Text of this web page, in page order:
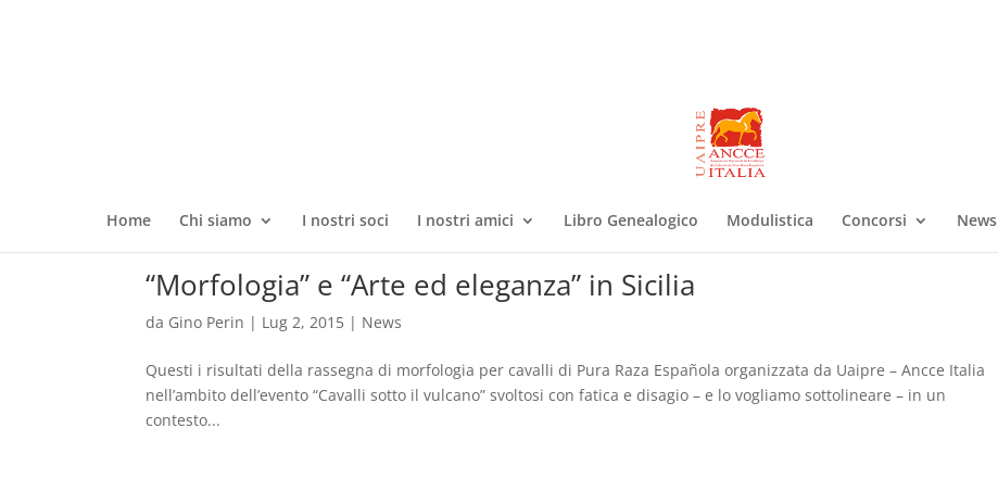
Home Chi siamo I nostri soci I nostri amici Libro Genealogico Modulistica Concorsi News
“Morfologia” e “Arte ed eleganza” in Sicilia
da Gino Perin | Lug 2, 2015 | News
Questi i risultati della rassegna di morfologia per cavalli di Pura Raza Española organizzata da Uaipre – Ancce Italia
nell’ambito dell’evento “Cavalli sotto il vulcano” svoltosi con fatica e disagio – e lo vogliamo sottolineare – in un
contesto...